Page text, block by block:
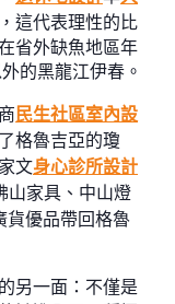
這代表理性的比
省外缺魚地區年
的黑龍江伊春。
民生社區室內設
格魯吉亞的瓊
文身心診所設計
山家具、中山燈
貨優品帶回格魯
另一面：不僅是